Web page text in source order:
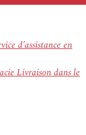
d’assistance en
Livraison dans le